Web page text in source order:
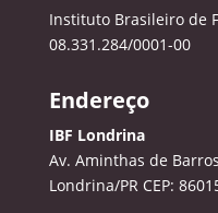
Instituto Brasileiro de
08.331.284/0001-00
Endereço
IBF Londrina
Av. Aminthas de
Londrina/PR CEP: